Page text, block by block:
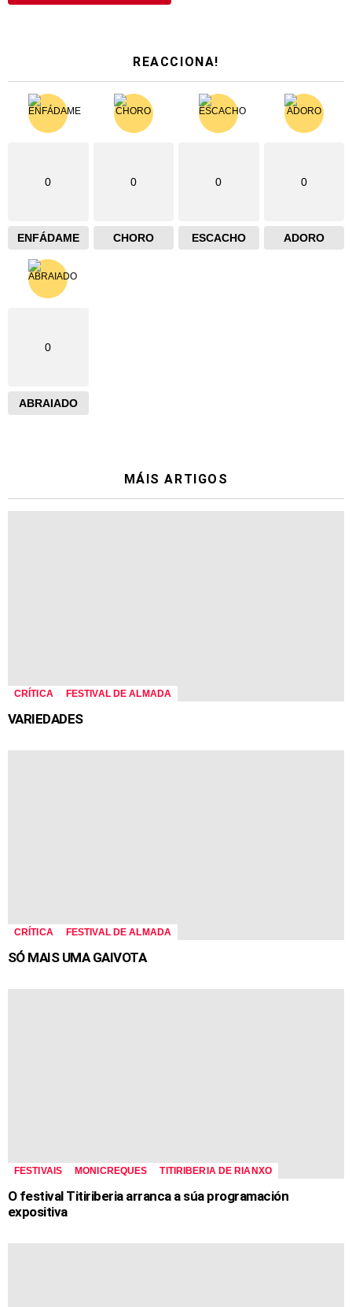
REACCIONA!
0
ENFÁDAME
0
CHORO
0
ESCACHO
0
ADORO
0
ABRAIADO
MÁIS ARTIGOS
CRÍTICA FESTIVAL DE ALMADA
VARIEDADES
CRÍTICA FESTIVAL DE ALMADA
SÓ MAIS UMA GAIVOTA
FESTIVAIS MONICREQUES TITIRIBERIA DE RIANXO
O festival Titiriberia arranca a súa programación
expositiva